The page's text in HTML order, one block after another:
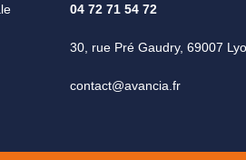
04 72 71 54 72
30, rue Pré Gaudry, 69007
contact@avancia.fr